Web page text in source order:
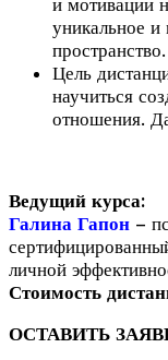
и мотивации
уникальное и
пространство.
Цель
научиться
отношения.
Ведущий курса:
Галина Гапон –
личной
Стоимость
ОСТАВИТЬ